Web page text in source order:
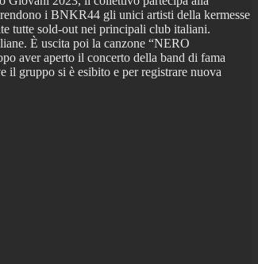
i BNKR44 gli unici artisti della kermesse
tutte sold-out nei principali club italiani.
È uscita poi la canzone “NERO
aver aperto il concerto della band di fama
gruppo si è esibito e per registrare nuova